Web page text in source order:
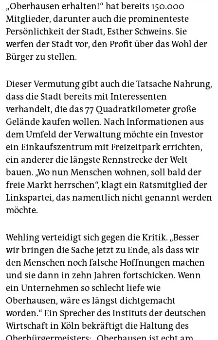
„Oberhausen erhalten!“ hat bereits 150.000
Mitglieder, darunter auch die prominenteste
Persönlichkeit der Stadt, Esther Schweins. Sie
werfen der Stadt vor, den Profit über das Wohl der
Bürger zu stellen.
Dieser Vermutung gibt auch die Tatsache Nahrung,
dass die Stadt bereits mit Interessenten
verhandelt, die das 77 Quadratkilometer große
Gelände kaufen wollen. Nach Informationen aus
dem Umfeld der Verwaltung möchte ein Investor
ein Einkaufszentrum mit Freizeitpark errichten,
ein anderer die längste Rennstrecke der Welt
bauen. „Wo nun Menschen wohnen, soll bald der
freie Markt herrschen“, klagt ein Ratsmitglied der
Linkspartei, das namentlich nicht genannt werden
möchte.
Wehling verteidigt sich gegen die Kritik. „Besser
wir bringen die Sache jetzt zu Ende, als dass wir
den Menschen noch falsche Hoffnungen machen
und sie dann in zehn Jahren fortschicken. Wenn
ein Unternehmen so schlecht liefe wie
Oberhausen, wäre es längst dichtgemacht
worden.“ Ein Sprecher des Instituts der deutschen
Wirtschaft in Köln bekräftigt die Haltung des